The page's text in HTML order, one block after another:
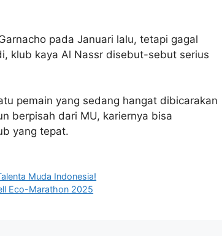
pada Januari lalu, tetapi gagal
klub kaya Al Nassr disebut-sebut serius
pemain yang sedang hangat dibicarakan
berpisah dari MU, kariernya bisa
yang tepat.
Muda Indonesia!
Eco-Marathon 2025